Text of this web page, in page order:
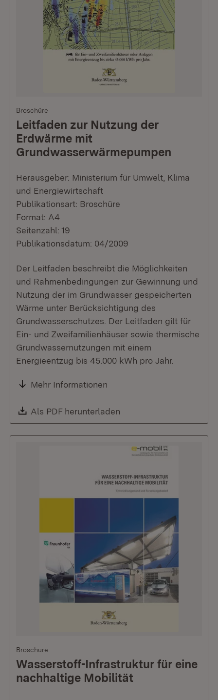
Broschüre
Leitfaden zur Nutzung der
Erdwärme mit
Grundwasserwärmepumpen
Herausgeber: Ministerium für Umwelt, Klima
und Energiewirtschaft
Publikationsart: Broschüre
Format: A4
Seitenzahl: 19
Publikationsdatum: 04/2009
Der Leitfaden beschreibt die Möglichkeiten
und Rahmenbedingungen zur Gewinnung und
Nutzung der im Grundwasser gespeicherten
Wärme unter Berücksichtigung des
Grundwasserschutzes. Der Leitfaden gilt für
Ein- und Zweifamilienhäuser sowie thermische
Grundwassernutzungen mit einem
Energieentzug bis 45.000 kWh pro Jahr.
Mehr Informationen
Download:
Als PDF herunterladen
Broschüre
Wasserstoff-Infrastruktur für eine
nachhaltige Mobilität